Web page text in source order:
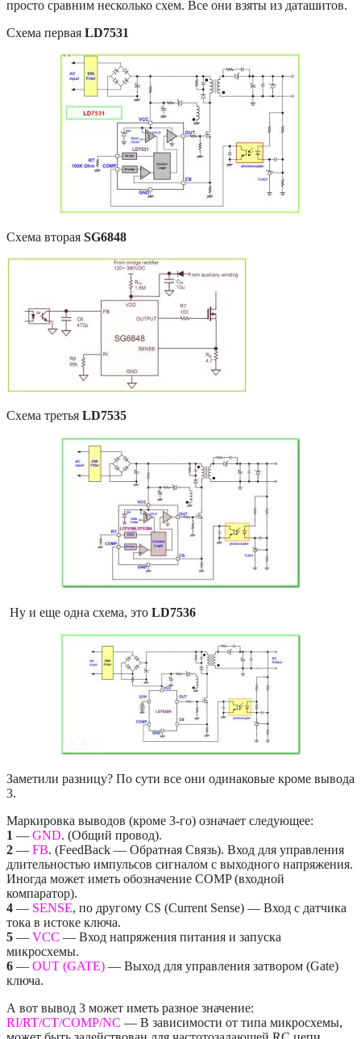
просто сравним несколько схем. Все они взяты из даташитов.
Схема первая LD7531
Схема вторая SG6848
Схема третья LD7535
Ну и еще одна схема, это LD7536
Заметили разницу? По сути все они одинаковые кроме вывода
3.
Маркировка выводов (кроме 3-го) означает следующее:
1 — GND. (Общий провод).
2 — FB. (FeedBack — Обратная Связь). Вход для управления
длительностью импульсов сигналом с выходного напряжения.
Иногда может иметь обозначение COMP (входной
компаратор).
4 — SENSE, по другому CS (Current Sense) — Вход с датчика
тока в истоке ключа.
5 — VCC — Вход напряжения питания и запуска
микросхемы.
6 — OUT (GATE) — Выход для управления затвором (Gate)
ключа.
А вот вывод 3 может иметь разное значение:
RI/RT/CT/COMP/NC — В зависимости от типа микросхемы,